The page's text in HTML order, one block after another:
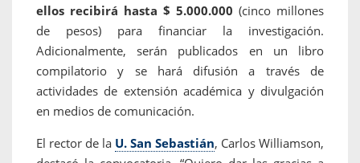
ellos recibirá hasta $ 5.000.000 (cinco millones
de pesos) para financiar la investigación.
Adicionalmente, serán publicados en un libro
compilatorio y se hará difusión a través de
actividades de extensión académica y divulgación
en medios de comunicación.
El rector de la U. San Sebastián, Carlos Williamson,